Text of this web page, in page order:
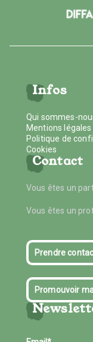
Infos
Qui sommes-
Mentions légales
Politique de
Cookies
Contact
Vous êtes un
Vous êtes un
Prendre
Promouvoir